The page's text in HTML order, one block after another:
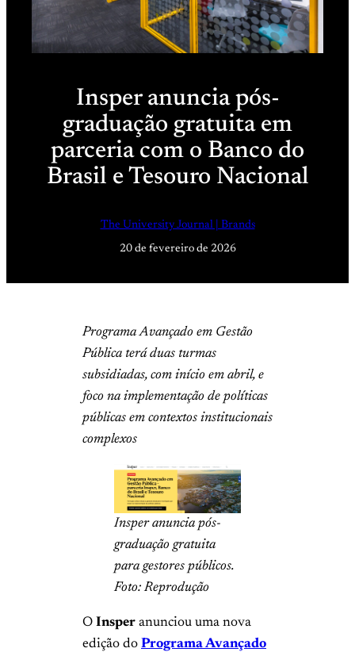
Insper anuncia pós-
graduação gratuita em
parceria com o Banco do
Brasil e Tesouro Nacional
The University Journal | Brands
20 de fevereiro de 2026
Programa Avançado em Gestão
Pública terá duas turmas
subsidiadas, com início em abril, e
foco na implementação de políticas
públicas em contextos institucionais
complexos
Insper anuncia pós-
graduação gratuita
para gestores públicos.
Foto: Reprodução
O Insper anunciou uma nova
edição do Programa Avançado